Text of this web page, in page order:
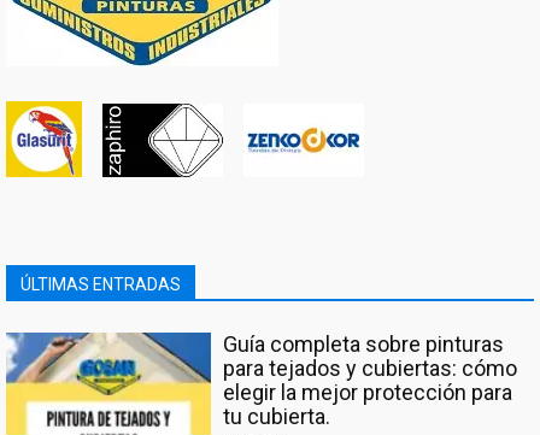
ÚLTIMAS ENTRADAS
Guía completa sobre pinturas
para tejados y cubiertas: cómo
elegir la mejor protección para
tu cubierta.